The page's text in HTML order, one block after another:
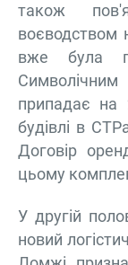
також
воєводством
вже була
припадає на
будівлі в
Договір
цьому
У другій
новий